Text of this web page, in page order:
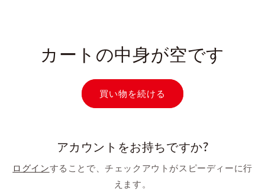
カートの中身が空です
買い物を続ける
アカウントをお持ちですか?
ログインすることで、チェックアウトがスピーディーに行
えます。